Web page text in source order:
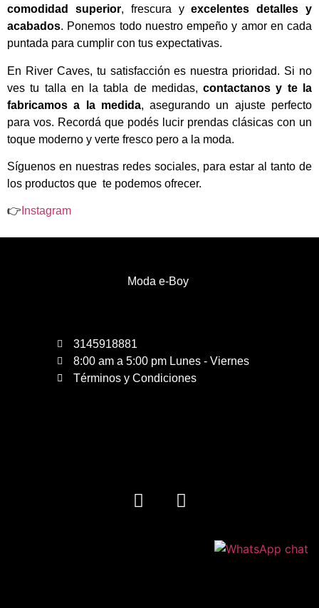
comodidad superior, frescura yexcelentes detalles y
acabados. Ponemos todo nuestro empeño y amor en cada
puntada para cumplir con tus expectativas.
En River Caves, tu satisfacción es nuestra prioridad. Si no
ves tu talla en la tabla de medidas,contactanos y te la
fabricamos a la medida, asegurando un ajuste perfecto
para vos. Recordá que podés lucir prendas clásicas con un
toque moderno y verte fresco pero a la moda.
Síguenos en nuestras redes sociales, para estar al tanto de
los productos que te podemos ofrecer.
👉 Instagram
Moda e-Boy
3145918881
8:00 am a 5:00 pm Lunes - Viernes
Términos y Condiciones